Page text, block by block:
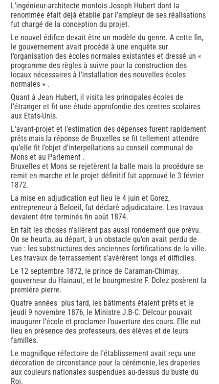
L’ingénieur-architecte montois Joseph Hubert dont la
renommée était déjà établie par l’ampleur de ses réalisations
fut chargé de la conception du projet.
Le nouvel édifice devait être un modèle du genre. A cette fin,
le gouvernement avait procédé à une enquête sur
l’organisation des écoles normales existantes et dressé un «
programme des règles à suivre pour la construction des
locaux nécessaires à l’installation des nouvelles écoles
normales » .
Quant à Jean Hubert, il visita les principales écoles de
l’étranger et fit une étude approfondie des centres scolaires
aux Etats-Unis.
L’avant-projet et l’estimation des dépenses furent rapidement
prêts mais la réponse de Bruxelles se fit tellement attendre
qu’elle fit l’objet d’interpellations au conseil communal de
Mons et au Parlement .
Bruxelles et Mons se rejetèrent la balle mais la procédure se
remit en marche et le projet définitif fut approuvé le 3 février
1872.
La mise en adjudication eut lieu le 4 juin et Gorez,
entrepreneur à Beloeil, fut déclaré adjudicataire. Les travaux
devaient être terminés fin août 1874.
En fait les choses n’allèrent pas aussi rondement que prévu.
On se heurta, au départ, à un obstacle qu’on avait perdu de
vue : les substructures des anciennes fortifications de la ville.
Les travaux de terrassement s’avérèrent longs et difficiles.
Le 12 septembre 1872, le prince de Caraman-Chimay,
gouverneur du Hainaut, et le bourgmestre F. Dolez posèrent la
première pierre.
Quatre années plus tard, les bâtiments étaient prêts et le
jeudi 9 novembre 1876, le Ministre J.B-C. Delcour pouvait
inaugurer l’école et proclamer l’ouverture des cours. Elle eut
lieu en présence des professeurs, des élèves et de leurs
familles.
Le magnifique réfectoire de l’établissement avait reçu une
décoration de circonstance pour la cérémonie, les draperies
aux couleurs nationales suspendues au-dessus du buste du
Roi.